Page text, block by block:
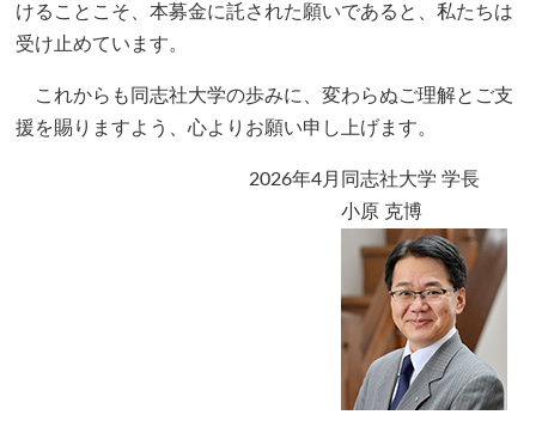
けることこそ、本募金に託された願いであると、私たちは
受け止めています。
これからも同志社大学の歩みに、変わらぬご理解とご支
援を賜りますよう、心よりお願い申し上げます。
2026年4月 同志社大学 学長
小原 克博